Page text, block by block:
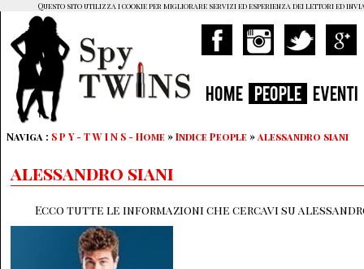
HOME PEOPLE EVENTI
Naviga : S P Y - T W I N S - Home »Indice People »alessandro siani
alessandro siani
Ecco tutte le informazioni che cercavi su
Questo sito utilizza i cookie per migliorare servizi ed esperienza dei lettori ed